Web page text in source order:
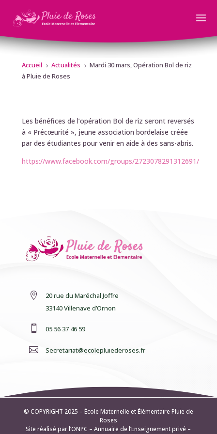
Accueil 5 Actualités 5 Mardi 30 mars, Opération Bol de riz
à Pluie de Roses
Les bénéfices de l’opération Bol de riz seront reversés
à « Précœurité », jeune association bordelaise créée
par des étudiantes pour venir en aide à des sans-abris.
https://www.facebook.com/groups/2723078291312691/

20 rue du Maréchal Joffre
33140 Villenave d’Ornon
 05 56 37 46 59
 Secretariat@ecolepluiederoses.fr
© COPYRIGHT 2025 – École Maternelle et Élémentaire Pluie de
Roses
Site réalisé par l’ONPC –Annuaire de l’Enseignement privé –